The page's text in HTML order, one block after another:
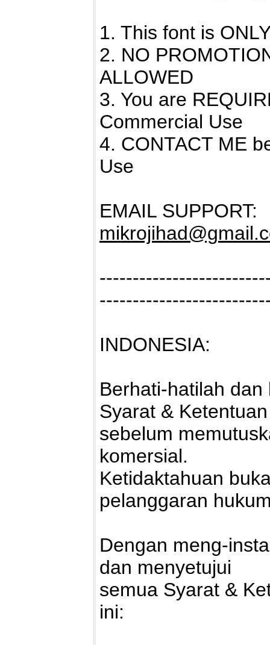
1. This font is
2. NO
ALLOWED
3. You are
Commercial Use
4. CONTACT ME
Use
EMAIL SUPPORT:
INDONESIA:
Berhati-hatilah
Syarat &
sebelum
komersial.
Ketidaktahuan
pelanggaran
Dengan meng-
dan menyetujui
semua Syarat &
ini: